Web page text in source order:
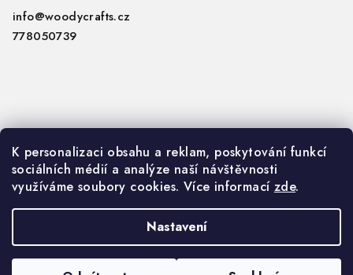
K personalizaci obsahu a reklam, poskytování funkcí
sociálních médií a analýze naší návštěvnosti
využíváme soubory cookies. Více informací zde.
Nastavení
info@woodycrafts.cz
778050739
VOP
GDPR
Copyright 2026Woody Crafts B2B. Všechna práva
vyhrazena.Upravit nastavení cookies